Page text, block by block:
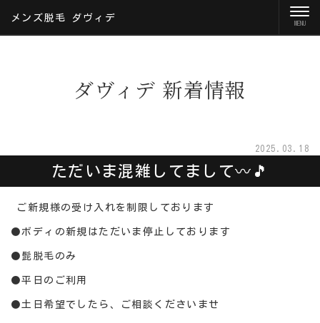
メンズ脱毛 ダヴィデ
ダヴィデ 新着情報
2025.03.18
ただいま混雑してまして〰️🎵
ご新規様の受け入れを制限しております
⚫ボディの新規はただいま停止しております
⚫髭脱毛のみ
⚫平日のご利用
⚫土日希望でしたら、ご相談くださいませ